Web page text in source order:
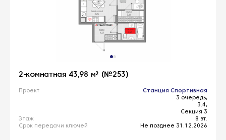
2-комнатная 43,98 м² (№253)
Проект
Станция Спортивная
3 очередь,
3.4,
Секция 3
Этаж
8 эт.
Срок передачи ключей
Не позднее 31.12.2026